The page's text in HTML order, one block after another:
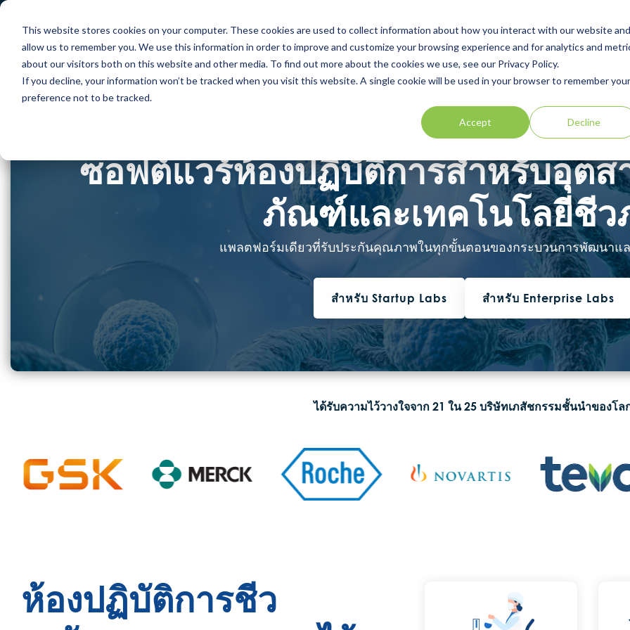
This website stores cookies on your computer. These cookies are used to collect information about how you interact with our website and
allow us to remember you. We use this information in order to improve and customize your browsing experience and for analytics and
about our visitors both on this website and other media. To find out more about the cookies we use, see our Privacy Policy.
If you decline, your information won’t be tracked when you visit this website. A single cookie will be used in your browser to remember your
preference not to be tracked.
Accept Decline
Skip
main
การสนับสนุนและบริการ กิจกรรม เกี่ยวกับเรา
ซอฟต์แวร์ห้องปฏิบัติการสำหรับอุตส
ภัณฑ์และเทคโนโลยีชีว
แพลตฟอร์มเดียวที่รับประกันคุณภาพในทุกขั้นตอนของกระบวนการพัฒนาแ
สำหรับ Startup Labs สำหรับ Enterprise Labs
ได้รับความไว้วางใจจาก 21 ใน 25 บริษัทเภสัชกรรมชั้นนำของโล
ห้องปฏิบัติการชีว